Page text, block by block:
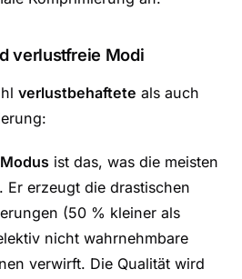
verlustfreie Modi
verlustbehaftete als auch
ist das, was die meisten
Er erzeugt die drastischen
(50 % kleiner als
nicht wahrnehmbare
verwirft. Die Qualität wird